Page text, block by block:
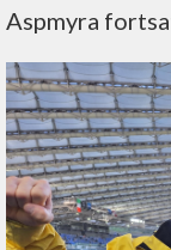
Aspmyra